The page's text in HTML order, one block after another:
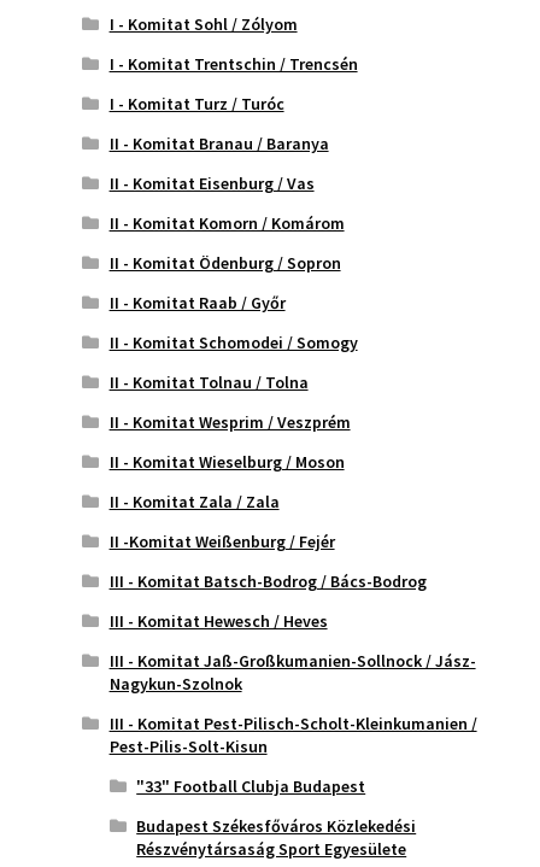
I - Komitat Sohl / Zólyom
I - Komitat Trentschin / Trencsén
I - Komitat Turz / Turóc
II - Komitat Branau / Baranya
II - Komitat Eisenburg / Vas
II - Komitat Komorn / Komárom
II - Komitat Ödenburg / Sopron
II - Komitat Raab / Győr
II - Komitat Schomodei / Somogy
II - Komitat Tolnau / Tolna
II - Komitat Wesprim / Veszprém
II - Komitat Wieselburg / Moson
II - Komitat Zala / Zala
II -Komitat Weißenburg / Fejér
III - Komitat Batsch-Bodrog / Bács-Bodrog
III - Komitat Hewesch / Heves
III - Komitat Jaß-Großkumanien-Sollnock / Jász-
Nagykun-Szolnok
III - Komitat Pest-Pilisch-Scholt-Kleinkumanien /
Pest-Pilis-Solt-Kisun
"33" Football Clubja Budapest
Budapest Székesfőváros Közlekedési
Részvénytársaság Sport Egyesülete